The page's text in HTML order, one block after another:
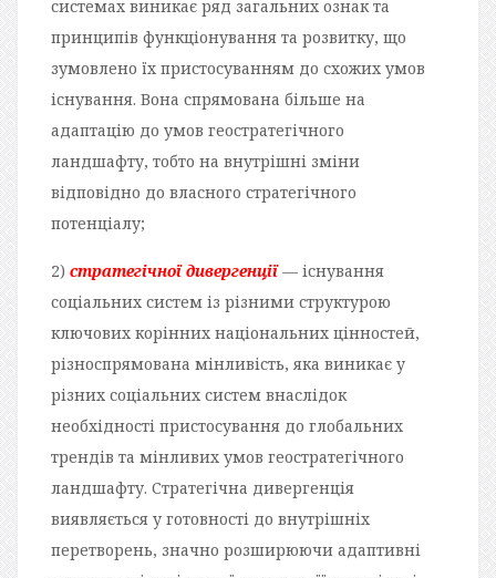
системах виникає ряд загальних ознак та
принципів функціонування та розвитку, що
зумовлено їх пристосуванням до схожих умов
існування. Вона спрямована більше на
адаптацію до умов геостратегічного
ландшафту, тобто на внутрішні зміни
відповідно до власного стратегічного
потенціалу;
2) стратегічної дивергенції — існування
соціальних систем із різними структурою
ключових корінних національних цінностей,
різноспрямована мінливість, яка виникає у
різних соціальних систем внаслідок
необхідності пристосування до глобальних
трендів та мінливих умов геостратегічного
ландшафту. Стратегічна дивергенція
виявляється у готовності до внутрішніх
перетворень, значно розширюючи адаптивні